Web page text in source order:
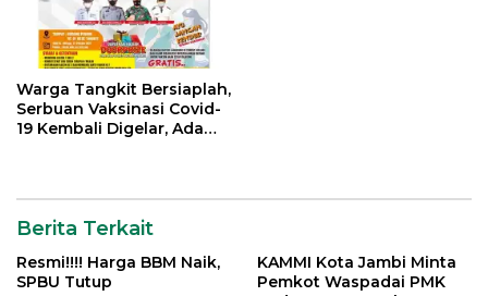
Warga Tangkit Bersiaplah,
Serbuan Vaksinasi Covid-
19 Kembali Digelar, Ada
Berita Terkait
Resmi!!!! Harga BBM Naik,
SPBU Tutup
KAMMI Kota Jambi Minta
Pemkot Waspadai PMK